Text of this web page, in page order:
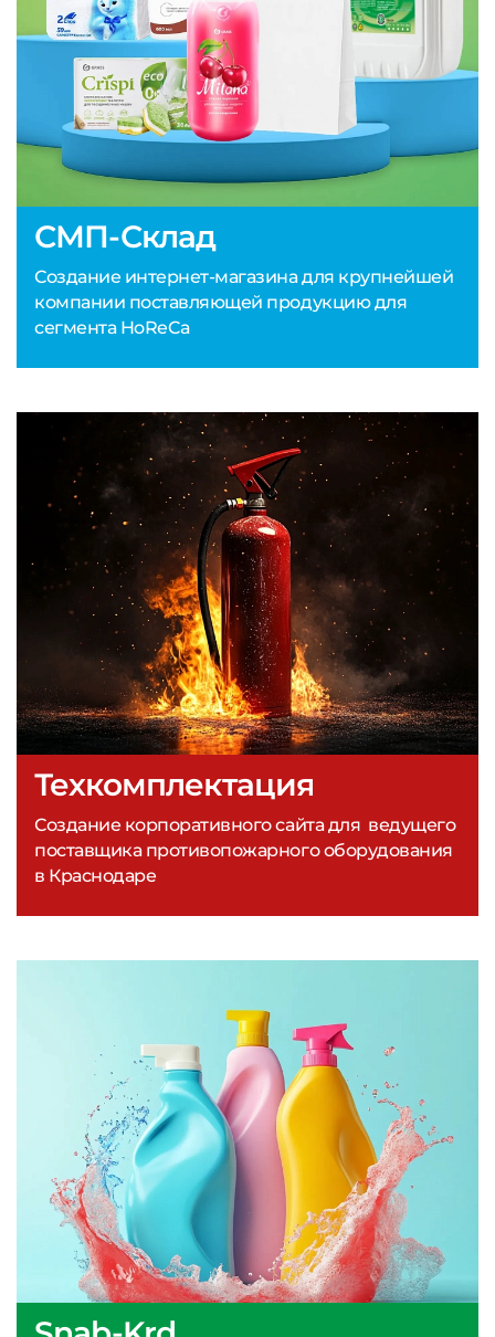
СМП-Склад
Создание интернет-магазина для крупнейшей
компании поставляющей продукцию для
сегмента HoReCa
Техкомплектация
Создание корпоративного сайта для ведущего
поставщика противопожарного оборудования
в Краснодаре